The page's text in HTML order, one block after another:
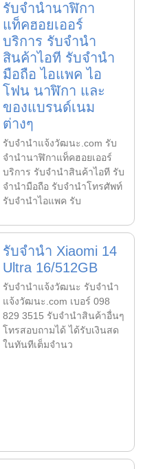
รับจำนำนาฬิกา
แท็คฮอยเออร์
บริการ รับจำนำ
สินค้าไอที รับจำนำ
มือถือ ไอแพค ไอ
โฟน นาฬิกา และ
ของแบรนด์เนม
ต่างๆ
รับจํานําแจ้งวัฒนะ.com รับ
จำนำนาฬิกาแท็คฮอยเออร์
บริการ รับจำนำสินค้าไอที รับ
จำนำมือถือ รับจำนำโทรศัพท์
รับจำนำไอแพค รับ
รับจำนำ Xiaomi 14
Ultra 16/512GB
รับจํานําแจ้งวัฒนะ รับจํานํา
แจ้งวัฒนะ.com เบอร์ 098
829 3515 รับจำนำสินค้าอื่นๆ
โทรสอบถามได้ ได้รับเงินสด
ในทันทีเต็มจำนว